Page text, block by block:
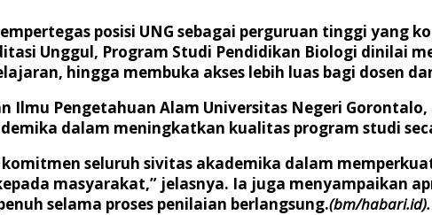
posisi UNG sebagai perguruan tinggi yang
Unggul, Program Studi Pendidikan Biologi dinilai
hingga membuka akses lebih luas bagi dosen
Ilmu Pengetahuan Alam Universitas Negeri
dalam meningkatkan kualitas program studi
seluruh sivitas akademika dalam
masyarakat,” jelasnya. Ia juga menyampaikan
selama proses penilaian berlangsung.(bm/habari.id).